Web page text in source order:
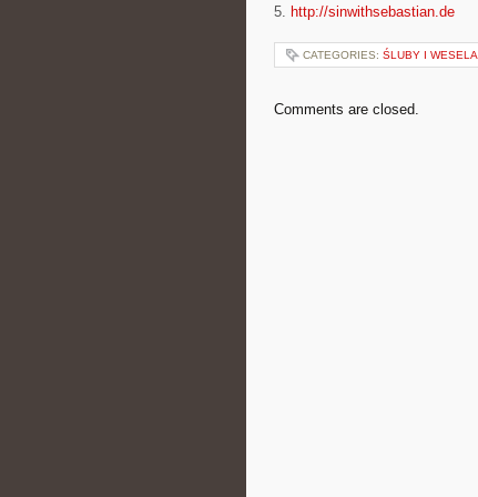
5. http://sinwithsebastian.de
CATEGORIES: ŚLUBY I WESELA
Comments are closed.